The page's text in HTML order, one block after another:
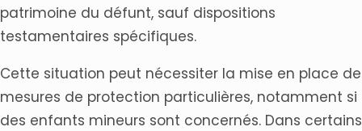
patrimoine du défunt, sauf dispositions
testamentaires spécifiques.
Cette situation peut nécessiter la mise en place de
mesures de protection particulières, notamment si
des enfants mineurs sont concernés. Dans certains